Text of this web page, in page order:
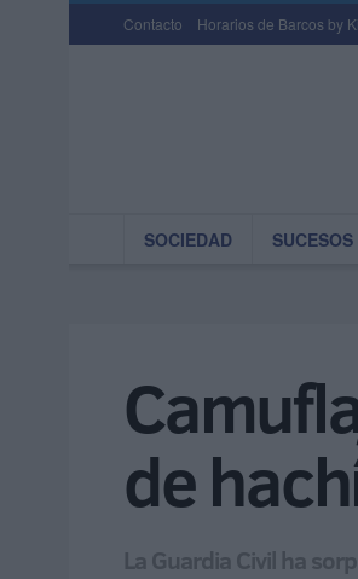
Contacto Horarios de Barcos by
SOCIEDAD SUCESOS
de
La Guardia Civil ha